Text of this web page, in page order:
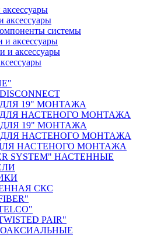
системы
аксессуары
и аксессуары
ДЛЯ 19" МОНТАЖА
ДЛЯ НАСТЕНОГО МОНТАЖА
ДЛЯ 19" МОНТАЖА
ДЛЯ НАСТЕНОГО МОНТАЖА
НАСТЕНОГО МОНТАЖА
SYSTEM" НАСТЕННЫЕ
СКС
PAIR"